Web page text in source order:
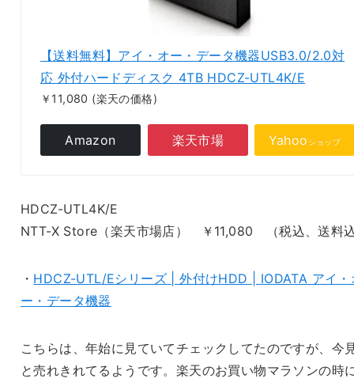
【送料無料】アイ・オー・データ機器USB3.0/2.0対
応 外付ハードディスク 4TB HDCZ-UTL4K/E
￥11,080 (楽天の価格)
Amazon 楽天市場 Yahoo ショップ
HDCZ-UTL4K/E
NTT-X Store（楽天市場店） ￥11,080 （税込、送料
・ HDCZ-UTL/Eシリーズ | 外付けHDD | IODATA アイ・
ー・データ機器
こちらは、年始に見ていてチェックしてたのですが、今
と売れきれてるようです。楽天のお買い物マラソンの時